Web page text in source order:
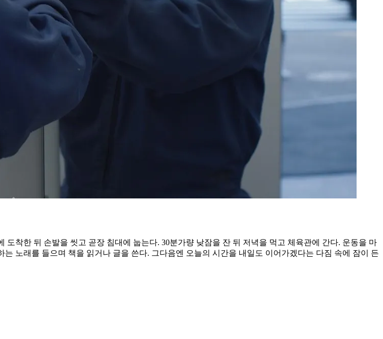
도착한 뒤 손발을 씻고 곧장 침대에 눕는다. 30분가량 낮잠을 잔 뒤 저녁을 먹고 체육관에 간다. 운동을 마
노래를 들으며 책을 읽거나 글을 쓴다. 그다음엔 오늘의 시간을 내일도 이어가겠다는 다짐 속에 잠이 든